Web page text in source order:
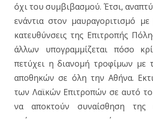
όχι του συμβιβασμού. Έτσι,
ενάντια στον μαυραγοριτισμό
κατευθύνσεις της Επιτροπής
άλλων υπογραμμίζεται πόσο
πετύχει η διανομή τροφίμων με
αποθηκών σε όλη την Αθήνα.
των Λαϊκών Επιτροπών σε αυτό
να αποκτούν συναίσθηση της